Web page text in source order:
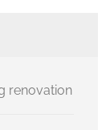
renovation